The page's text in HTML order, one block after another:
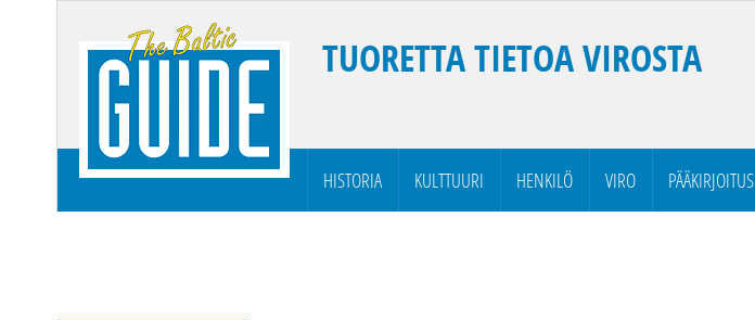
TUORETTA TIETOA VIROSTA
HISTORIA KULTTUURI HENKILÖ VIRO PÄÄKIRJOITUS